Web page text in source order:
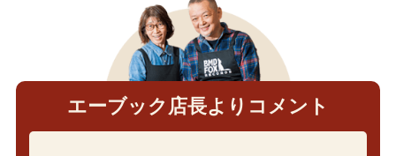
エーブック店長よりコメント